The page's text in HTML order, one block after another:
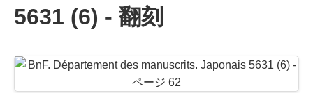
5631 (6) - 翻刻